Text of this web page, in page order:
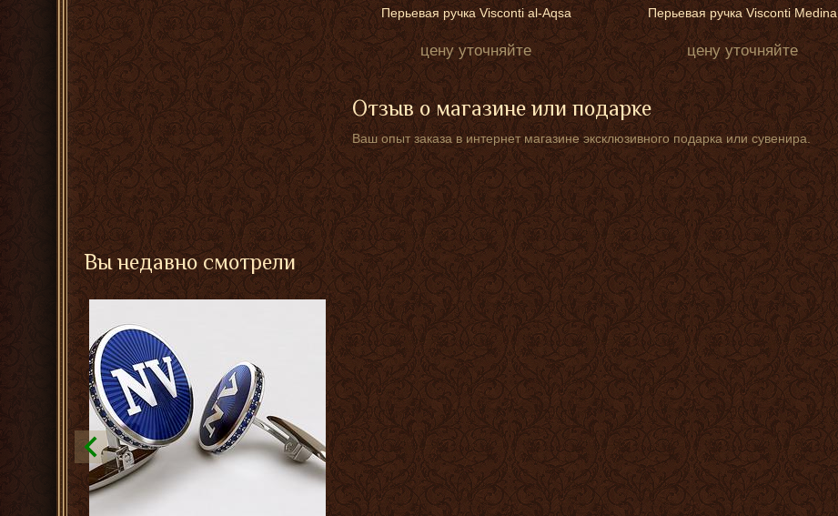
Перьевая ручка Visconti al-Aqsa
цену уточняйте
Перьевая ручка Visconti Medina
цену уточняйте
Отзыв о магазине или подарке
Ваш опыт заказа в интернет магазине эксклюзивного подарка или сувенира.
Вы недавно смотрели